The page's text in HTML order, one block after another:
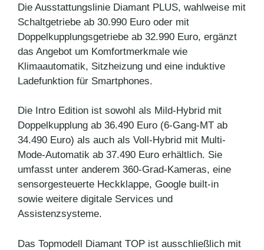
Die Ausstattungslinie Diamant PLUS, wahlweise mit
Schaltgetriebe ab 30.990 Euro oder mit
Doppelkupplungsgetriebe ab 32.990 Euro, ergänzt
das Angebot um Komfortmerkmale wie
Klimaautomatik, Sitzheizung und eine induktive
Ladefunktion für Smartphones.
Die Intro Edition ist sowohl als Mild-Hybrid mit
Doppelkupplung ab 36.490 Euro (6-Gang-MT ab
34.490 Euro) als auch als Voll-Hybrid mit Multi-
Mode-Automatik ab 37.490 Euro erhältlich. Sie
umfasst unter anderem 360-Grad-Kameras, eine
sensorgesteuerte Heckklappe, Google built-in
sowie weitere digitale Services und
Assistenzsysteme.
Das Topmodell Diamant TOP ist ausschließlich mit